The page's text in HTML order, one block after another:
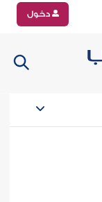
دخول